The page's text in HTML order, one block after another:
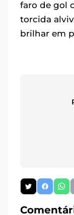
faro de gol
torcida
brilhar em